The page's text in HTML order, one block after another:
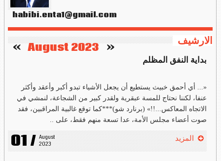
habibi.enta1@gmail.com
الارشيف «
August 2023
»
بداية النفق المظلم
«... أي أحمق خبيث يستطيع أن يجعل الأشياء تبدو أكبر وأعقد وأكثر
عنفا، لكننا نحتاج للمسة عبقرية ولقدر كبير من الشجاعة، لنمشي في
الاتجاه المعاكس...!!» (برنارد شو)***كما توقع غالبية المراقبين، فقد
صوت أعضاء مجلس الأمة، عدا تسعة منهم فقط، على ..
01 / August
2023
المزيد